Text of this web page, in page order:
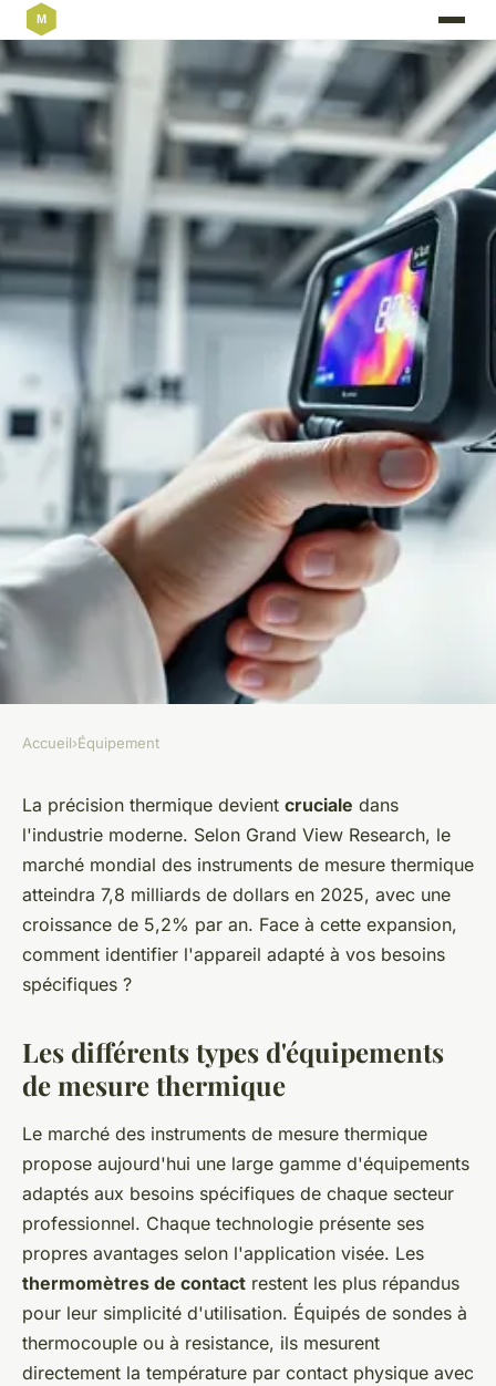
ÉQUIPEMENT
Guide d'achat d'un appareil de
mesure thermique efficace
Lila•14 décembre 2025• 8 min de lecture
Accueil›Équipement
La précision thermique devient cruciale dans
l'industrie moderne. Selon Grand View Research, le
marché mondial des instruments de mesure thermique
atteindra 7,8 milliards de dollars en 2025, avec une
croissance de 5,2% par an. Face à cette expansion,
comment identifier l'appareil adapté à vos besoins
spécifiques ?
Les différents types d'équipements
de mesure thermique
Le marché des instruments de mesure thermique
propose aujourd'hui une large gamme d'équipements
adaptés aux besoins spécifiques de chaque secteur
professionnel. Chaque technologie présente ses
propres avantages selon l'application visée. Les
thermomètres de contact restent les plus répandus
pour leur simplicité d'utilisation. Équipés de sondes à
thermocouple ou à resistance, ils mesurent
directement la température par contact physique avec